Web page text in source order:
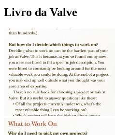
Livro da Valve